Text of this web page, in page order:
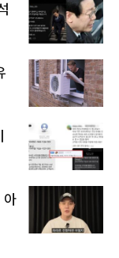
아